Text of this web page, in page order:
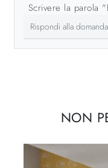
Scrivere la parola
NON